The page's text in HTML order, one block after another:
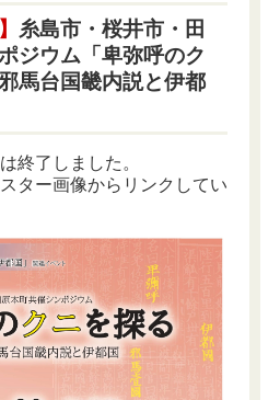
糸島市・桜井市・田
ジウム「卑弥呼のク
馬台国畿内説と伊都
終了しました。
ター画像からリンクしてい